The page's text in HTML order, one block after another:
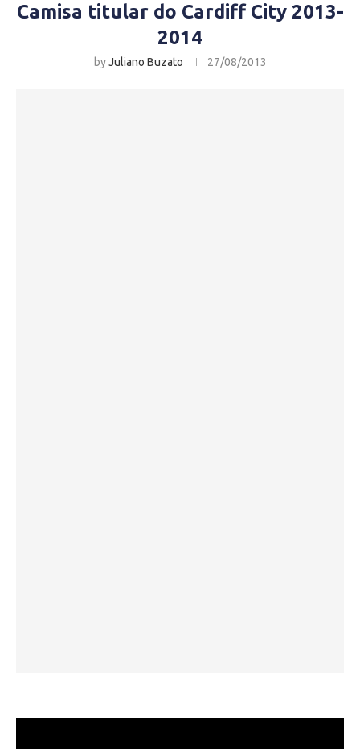
Camisa titular do Cardiff City 2013-
2014
byJuliano Buzato 27/08/2013